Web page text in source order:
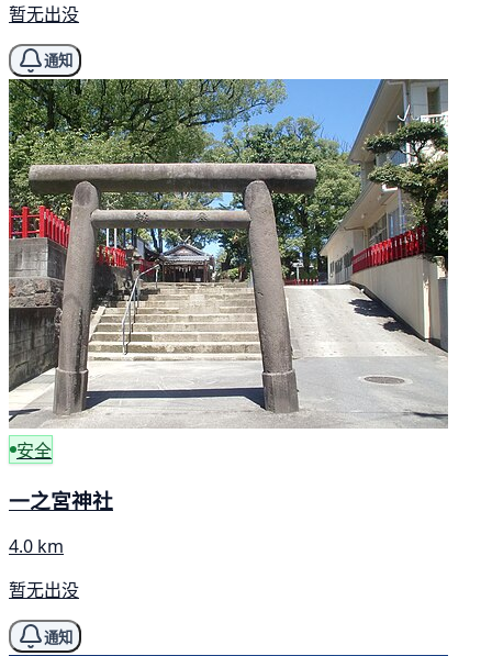
暂无出没
通知
安全
一之宮神社
4.0 km
暂无出没
通知